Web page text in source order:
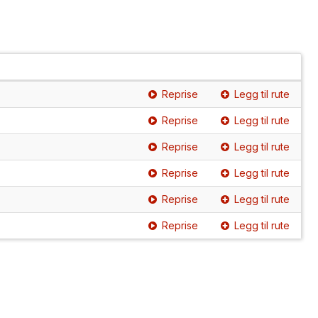
Reprise Legg til rute
Reprise Legg til rute
Reprise Legg til rute
Reprise Legg til rute
Reprise Legg til rute
Reprise Legg til rute